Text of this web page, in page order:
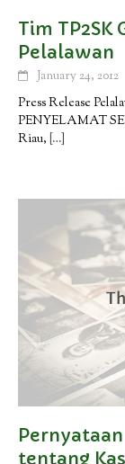
Tim
Pelalawan
January 24, 2012
Press Release
PENYELAMAT
Riau, […]
tentang